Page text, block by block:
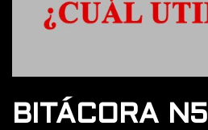
BITÁCORA N5